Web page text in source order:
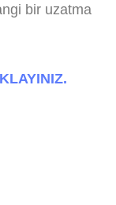
bir uzatma